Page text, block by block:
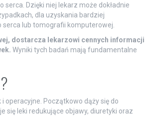
Dzięki niej lekarz może dokładnie
dla uzyskania bardziej
lub tomografii komputerowej.
dostarcza lekarzowi cennych informacji
Wyniki tych badań mają fundamentalne
operacyjne. Początkowo dąży się do
się leki redukujące objawy, diuretyki oraz